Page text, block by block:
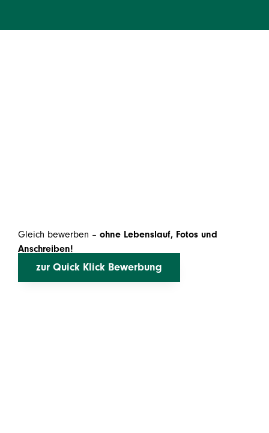
Gleich bewerben – ohne Lebenslauf, Fotos und
Anschreiben!
zur Quick Klick Bewerbung